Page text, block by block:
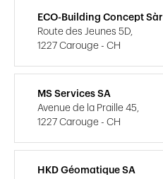
ECO-Building Concept Sàrl
Route des Jeunes 5D,
1227 Carouge - CH
MS Services SA
Avenue de la Praille 45,
1227 Carouge - CH
HKD Géomatique SA